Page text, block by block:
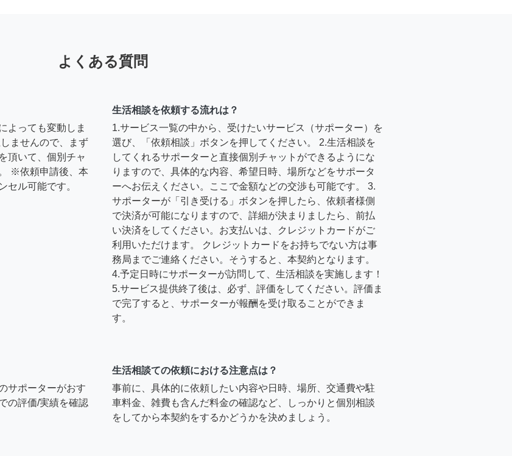
よくある質問
よっても変動しま
ませんので、まず
頂いて、個別チャ
※依頼申請後、本
セル可能です。
生活相談を依頼する流れは？
1.サービス一覧の中から、受けたいサービス（サポーター）を
選び、「依頼相談」ボタンを押してください。 2.生活相談を
してくれるサポーターと直接個別チャットができるようにな
りますので、具体的な内容、希望日時、場所などをサポータ
ーへお伝えください。ここで金額などの交渉も可能です。 3.
サポーターが「引き受ける」ボタンを押したら、依頼者様側
で決済が可能になりますので、詳細が決まりましたら、前払
い決済をしてください。お支払いは、クレジットカードがご
利用いただけます。 クレジットカードをお持ちでない方は事
務局までご連絡ください。そうすると、本契約となります。
4.予定日時にサポーターが訪問して、生活相談を実施します！
5.サービス提供終了後は、必ず、評価をしてください。評価ま
で完了すると、サポーターが報酬を受け取ることができま
す。
サポーターがおす
の評価/実績を確認
生活相談ての依頼における注意点は？
事前に、具体的に依頼したい内容や日時、場所、交通費や駐
車料金、雑費も含んだ料金の確認など、しっかりと個別相談
をしてから本契約をするかどうかを決めましょう。